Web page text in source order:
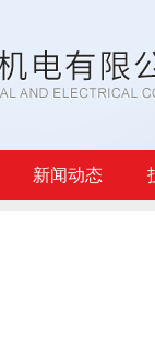
新闻动态